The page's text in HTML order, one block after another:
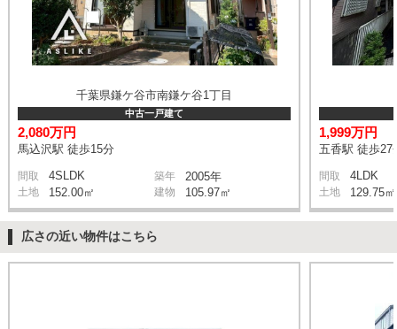
千葉県鎌ケ谷市南鎌ケ谷1丁目
中古一戸建て
2,080万円
馬込沢駅 徒歩15分
間取 4SLDK 築年 2005年
土地 152.00㎡ 建物 105.97㎡
1,999万円
五香駅 徒歩27
間取 4LDK
土地 129.75㎡
広さの近い物件はこちら